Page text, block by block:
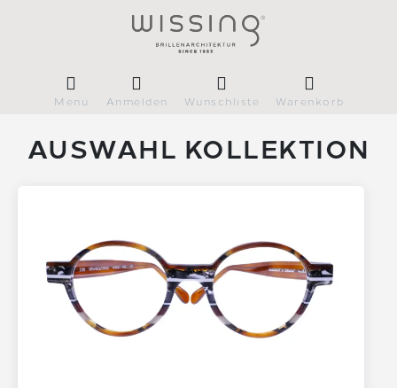
Menü Anmelden Wunschliste Warenkorb
AUSWAHL KOLLEKTION